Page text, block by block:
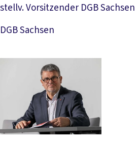
stellv. Vorsitzender DGB Sachsen
DGB Sachsen